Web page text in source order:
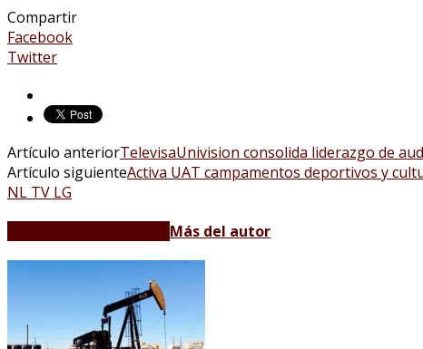
Compartir
Facebook
Twitter
Artículo anteriorTelevisaUnivision consolida liderazgo de
Artículo siguienteActiva UAT campamentos deportivos y
NL TV LG
Más del autor